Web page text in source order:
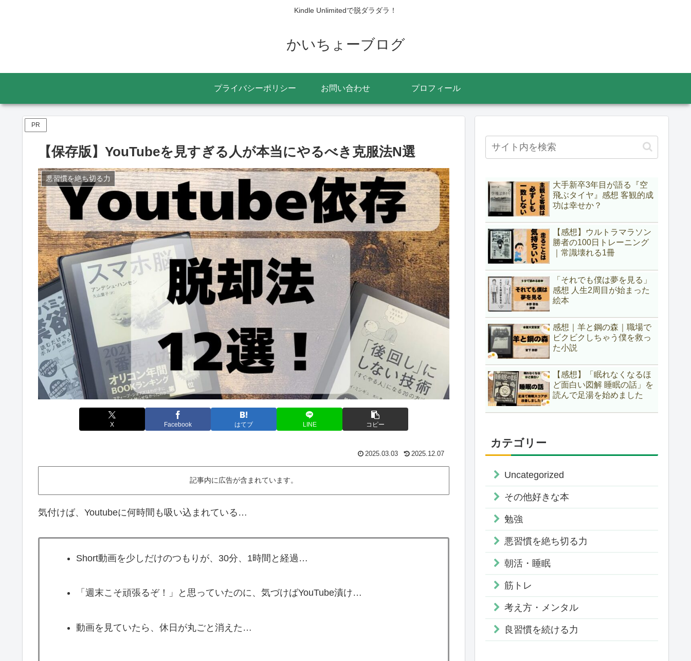
Kindle Unlimitedで脱ダラダラ！
かいちょーブログ
プライバシーポリシー お問い合わせ プロフィール
PR
【保存版】YouTubeを見すぎる人が本当にやるべき克服法N選
悪習慣を絶ち切る力
X Facebook はてブ LINE コピー
2025.03.03 2025.12.07
記事内に広告が含まれています。
気付けば、Youtubeに何時間も吸い込まれている…
Short動画を少しだけのつもりが、30分、1時間と経過…
「週末こそ頑張るぞ！」と思っていたのに、気づけばYouTube漬け…
動画を見ていたら、休日が丸ごと消えた…
大手新卒3年目が語る『空
飛ぶタイヤ』感想 客観的成
功は幸せか？
【感想】ウルトラマラソン
勝者の100日トレーニング
｜常識壊れる1冊
「それでも僕は夢を見る」
感想 人生2周目が始まった
絵本
感想｜羊と鋼の森｜職場で
ビクビクしちゃう僕を救っ
た小説
【感想】「眠れなくなるほ
ど面白い図解 睡眠の話」を
読んで足湯を始めました
カテゴリー
Uncategorized
その他好きな本
勉強
悪習慣を絶ち切る力
朝活・睡眠
筋トレ
考え方・メンタル
良習慣を続ける力